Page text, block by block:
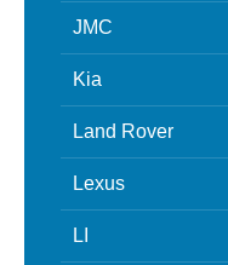
JMC
Kia
Land Rover
Lexus
LI